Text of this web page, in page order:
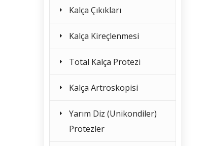
Kalça Çıkıkları
Kalça Kireçlenmesi
Total Kalça Protezi
Kalça Artroskopisi
Yarım Diz (Unikondiler)
Protezler